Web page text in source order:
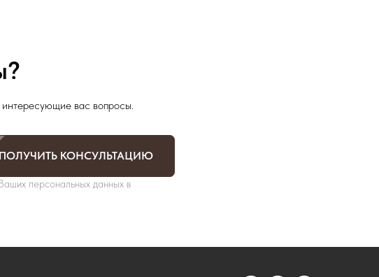
вас вопросы.
персональных данных в
ПОЛУЧИТЬ КОНСУЛЬТАЦИЮ